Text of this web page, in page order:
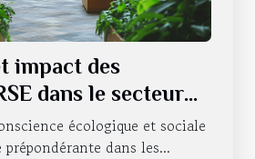
impact des
dans le secteur
écologique et sociale
prépondérante dans les...